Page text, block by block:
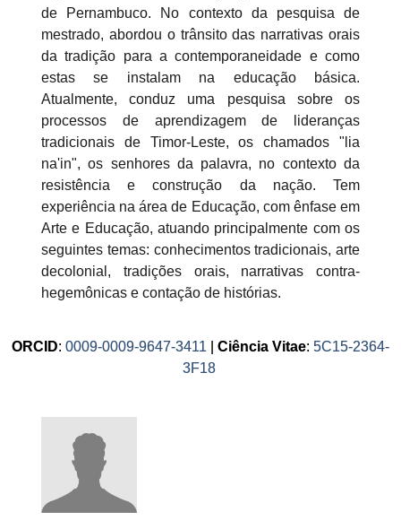
de Pernambuco. No contexto da pesquisa de
mestrado, abordou o trânsito das narrativas orais
da tradição para a contemporaneidade e como
estas se instalam na educação básica.
Atualmente, conduz uma pesquisa sobre os
processos de aprendizagem de lideranças
tradicionais de Timor-Leste, os chamados "lia
na'in", os senhores da palavra, no contexto da
resistência e construção da nação. Tem
experiência na área de Educação, com ênfase em
Arte e Educação, atuando principalmente com os
seguintes temas: conhecimentos tradicionais, arte
decolonial, tradições orais, narrativas contra-
hegemônicas e contação de histórias.
ORCID: 0009-0009-9647-3411 Ciência Vitae: 5C15-2364-
3F18